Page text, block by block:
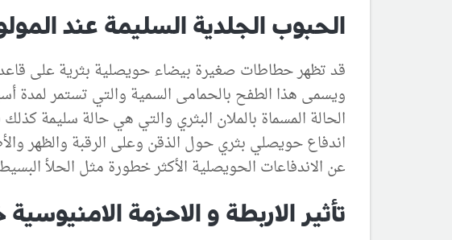
الحبوب الجلدية السليمة عند
ويسمى هذا الطفح بالحمامى السمية والتي تستمر لمدة
الحالة المسماة بالملان البثري والتي هي حالة سليمة
عن الاندفاعات الحويصلية الأكثر خطورة مثل الحلأ
تأثير الاربطة و الاحزمة